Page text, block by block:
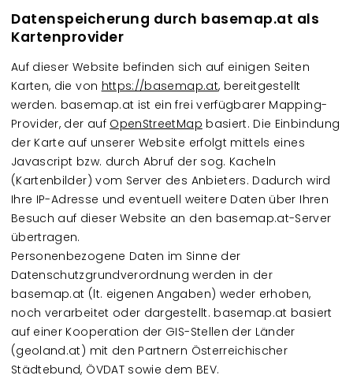
Datenspeicherung durch basemap.at als
Kartenprovider
Auf dieser Website befinden sich auf einigen Seiten
Karten, die von https://basemap.at, bereitgestellt
werden. basemap.at ist ein frei verfügbarer Mapping-
Provider, der auf OpenStreetMap basiert. Die Einbindung
der Karte auf unserer Website erfolgt mittels eines
Javascript bzw. durch Abruf der sog. Kacheln
(Kartenbilder) vom Server des Anbieters. Dadurch wird
Ihre IP-Adresse und eventuell weitere Daten über Ihren
Besuch auf dieser Website an den basemap.at-Server
übertragen.
Personenbezogene Daten im Sinne der
Datenschutzgrundverordnung werden in der
basemap.at (lt. eigenen Angaben) weder erhoben,
noch verarbeitet oder dargestellt. basemap.at basiert
auf einer Kooperation der GIS-Stellen der Länder
(geoland.at) mit den Partnern Österreichischer
Städtebund, ÖVDAT sowie dem BEV.